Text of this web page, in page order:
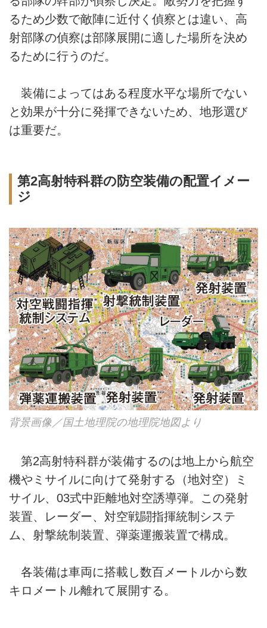
るため少数で敵陣に近付く偵察とは違い、高
射部隊の偵察は部隊展開に適した場所を決め
るために行うのだ。
装備によってはある程度水平な場所でない
と効果が十分に発揮できないため、地形選び
は重要だ。
第2高射特科群の防空装備の配置イメー
ジ
背景画像／国土地理院の地理院地図より
第2高射特科群が装備するのは地上から航空
機やミサイルに向けて発射する（地対空）ミ
サイル、03式中距離地対空誘導弾。この発射
装置、レーダー、対空戦闘指揮統制システ
ム、射撃統制装置、弾薬運搬装置で構成。
各装備は車両に搭載し数百メートルから数
キロメートル離れて展開する。